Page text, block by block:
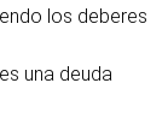
los deberes
una deuda